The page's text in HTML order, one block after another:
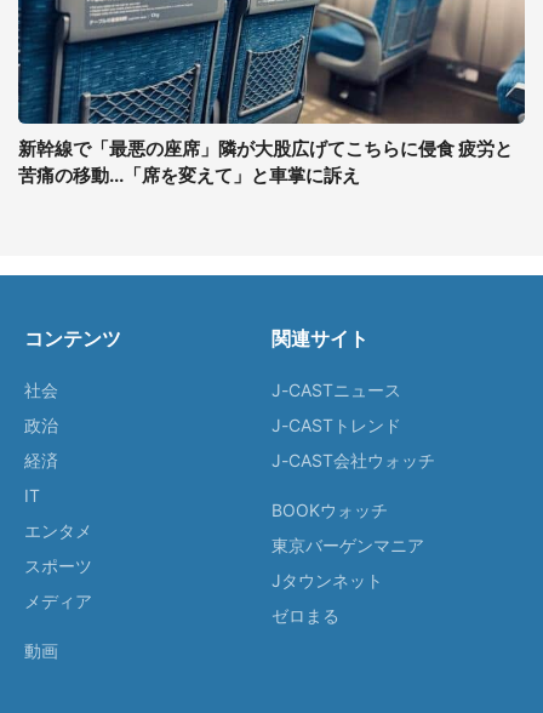
新幹線で「最悪の座席」隣が大股広げてこちらに侵食 疲労と
苦痛の移動...「席を変えて」と車掌に訴え
コンテンツ
社会
政治
経済
IT
エンタメ
スポーツ
メディア
動画
関連サイト
J-CASTニュース
J-CASTトレンド
J-CAST会社ウォッチ
BOOKウォッチ
東京バーゲンマニア
Jタウンネット
ゼロまる